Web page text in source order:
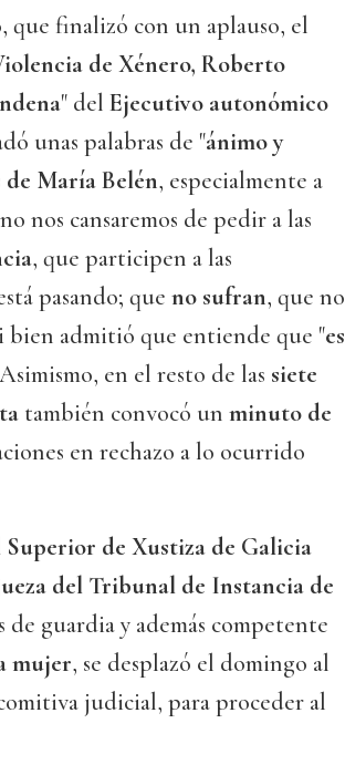
finalizó con un aplauso, el
de Xénero, Roberto
" del Ejecutivo autonómico
unas palabras de "ánimo y
María Belén, especialmente a
no nos cansaremos de pedir a las
, que participen a las
pasando; que no sufran, que no
bien admitió que entiende que "es
en el resto de las siete
también convocó un minuto de
en rechazo a lo ocurrido
de Xustiza de Galicia
del Tribunal de Instancia de
de guardia y además competente
mujer, se desplazó el domingo al
judicial, para proceder al